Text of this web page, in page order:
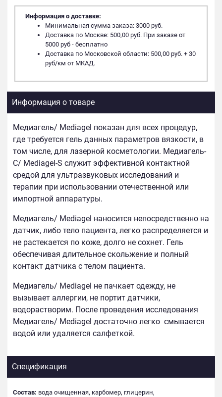
Информация о доставке:
Минимальная сумма заказа: 3000 руб.
Доставка по Москве: 500,00 руб. При заказе от
5000 руб - бесплатно
Доставка по Московской области: 500,00 руб. + 30
руб/км от МКАД.
Информация о товаре
Медиагель/ Mediagel показан для всех процедур,
где требуется гель данных параметров вязкости, в
том числе, для лазерной косметологии. Медиагель-
С/ Mediagel-S служит эффективной контактной
средой для ультразвуковых исследований и
терапии при использовании отечественной или
импортной аппаратуры.
Медиагель/ Mediagel наносится непосредственно на
датчик, либо тело пациента, легко распределяется и
не растекается по коже, долго не сохнет. Гель
обеспечивая длительное скольжение и полный
контакт датчика с телом пациента.
Медиагель/ Mediagel не пачкает одежду, не
вызывает аллергии, не портит датчики,
водорастворим. После проведения исследования
Медиагель/ Mediagel достаточно легко смывается
водой или удаляется салфеткой.
Спецификация
Состав: вода очищенная, карбомер, глицерин,